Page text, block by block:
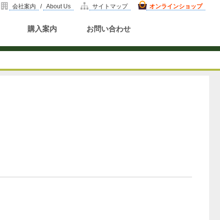
オンラインショップ
サイトマップ
会社案内 / About Us
購入案内 お問い合わせ